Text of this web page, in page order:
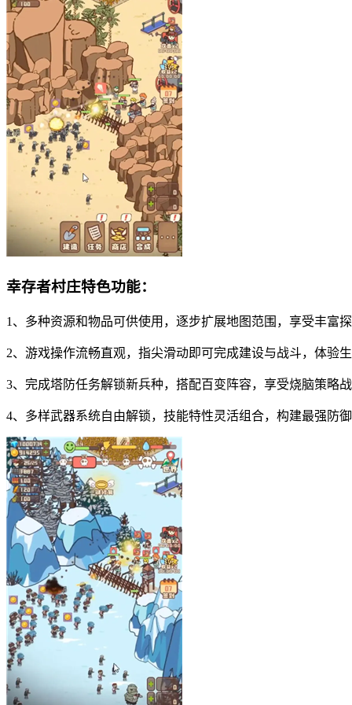
幸存者村庄特色功能：
1、多种资源和物品可供使用，逐步扩展地图范围，享受丰富探
2、游戏操作流畅直观，指尖滑动即可完成建设与战斗，体验生
3、完成塔防任务解锁新兵种，搭配百变阵容，享受烧脑策略战
4、多样武器系统自由解锁，技能特性灵活组合，构建最强防御